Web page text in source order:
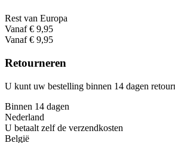
Rest van Europa
Vanaf € 9,95
Vanaf € 9,95
Retourneren
U kunt uw bestelling binnen 14 dagen
Binnen 14 dagen
Nederland
U betaalt zelf de verzendkosten
België